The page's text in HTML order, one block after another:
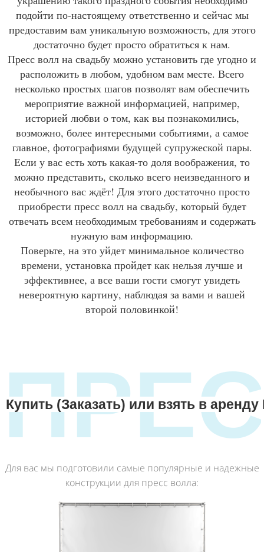
подойти по-настоящему ответственно и сейчас мы
предоставим вам уникальную возможность, для этого
достаточно будет просто обратиться к нам.
Пресс волл на свадьбу можно установить где угодно и
расположить в любом, удобном вам месте. Всего
несколько простых шагов позволят вам обеспечить
мероприятие важной информацией, например,
историей любви о том, как вы познакомились,
возможно, более интересными событиями, а самое
главное, фотографиями будущей супружеской пары.
Если у вас есть хоть какая-то доля воображения, то
можно представить, сколько всего неизведанного и
необычного вас ждёт! Для этого достаточно просто
приобрести пресс волл на свадьбу, который будет
отвечать всем необходимым требованиям и содержать
нужную вам информацию.
Поверьте, на это уйдет минимальное количество
времени, установка пройдет как нельзя лучше и
эффективнее, а все ваши гости смогут увидеть
невероятную картину, наблюдая за вами и вашей
второй половинкой!
Купить (Заказать) или взять в
Для вас мы подготовили самые популярные и надежные
конструкции для пресс волла: